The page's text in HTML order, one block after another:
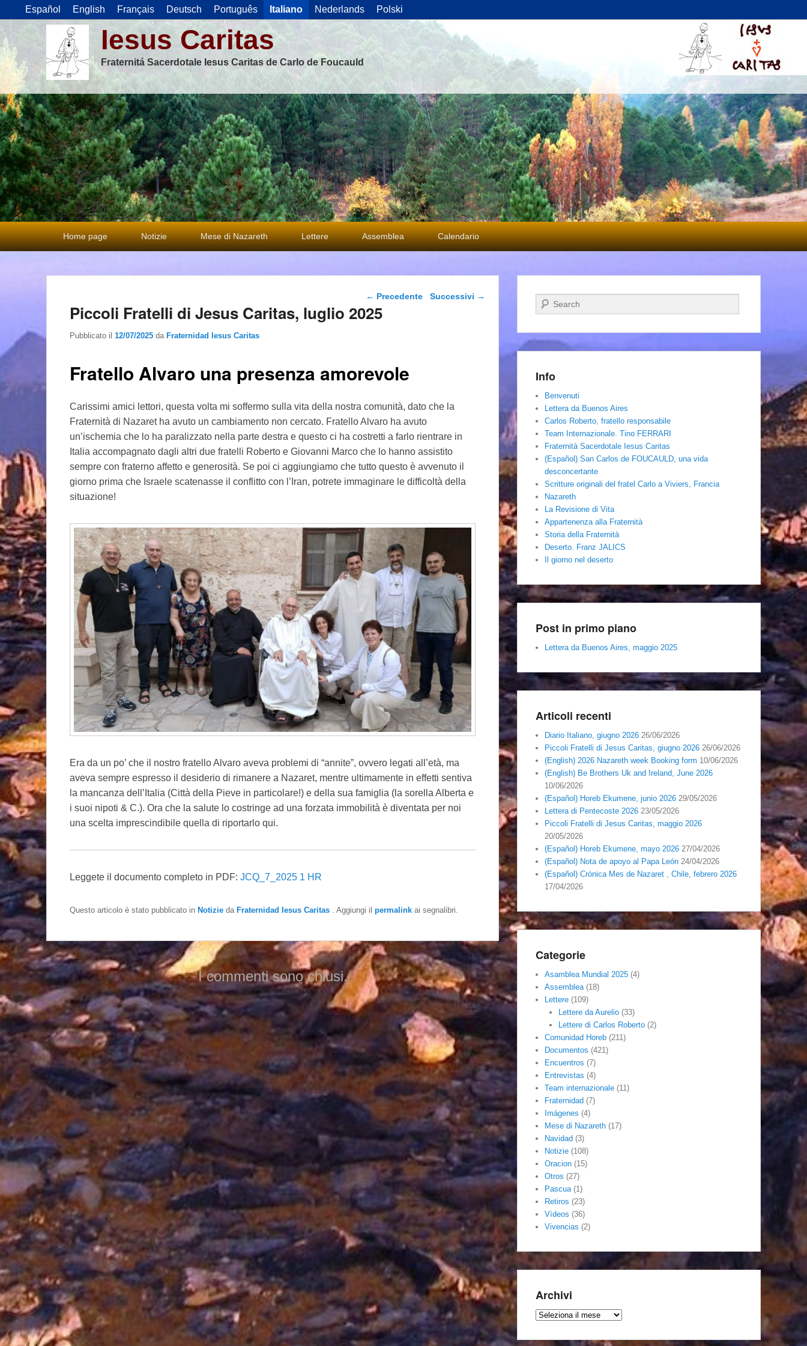
Español English Français Deutsch Português Italiano Nederlands Polski
Iesus Caritas
Fraternitá Sacerdotale Iesus Caritas de Carlo de Foucauld
Menu
principale
Home page Notizie Mese di Nazareth Lettere Assemblea Calendario
Navigazione articolo
← Precedente Successivi →
Piccoli Fratelli di Jesus Caritas, luglio 2025
Pubblicato il 12/07/2025 da Fraternidad Iesus Caritas
Fratello Alvaro una presenza amorevole
Carissimi amici lettori, questa volta mi soffermo sulla vita della nostra comunità, dato che la
Fraternità di Nazaret ha avuto un cambiamento non cercato. Fratello Alvaro ha avuto
un’ischemia che lo ha paralizzato nella parte destra e questo ci ha costretti a farlo rientrare in
Italia accompagnato dagli altri due fratelli Roberto e Giovanni Marco che lo hanno assistito
sempre con fraterno affetto e generosità. Se poi ci aggiungiamo che tutto questo è avvenuto il
giorno prima che Israele scatenasse il conflitto con l’Iran, potrete immaginare le difficoltà della
situazione!
Era da un po’ che il nostro fratello Alvaro aveva problemi di “annite”, ovvero legati all’età, ma
aveva sempre espresso il desiderio di rimanere a Nazaret, mentre ultimamente in effetti sentiva
la mancanza dell’Italia (Città della Pieve in particolare!) e della sua famiglia (la sorella Alberta e
i suoi nipoti & C.). Ora che la salute lo costringe ad una forzata immobilità è diventata per noi
una scelta imprescindibile quella di riportarlo qui.
Leggete il documento completo in PDF: JCQ_7_2025 1 HR
Questo articolo è stato pubblicato in Notizie da Fraternidad Iesus Caritas . Aggiungi il permalink ai segnalibri.
I commenti sono chiusi.
Cerca
Info
Benvenuti
Lettera da Buenos Aires
Carlos Roberto, fratello responsabile
Team Internazionale. Tino FERRARI
Fraternità Sacerdotale Iesus Caritas
(Español) San Carlos de FOUCAULD, una vida
desconcertante
Scritture originali del fratel Carlo a Viviers, Francia
Nazareth
La Revisione di Vita
Appartenenza alla Fraternità
Storia della Fraternità
Deserto. Franz JALICS
Il giorno nel deserto
Post in primo piano
Lettera da Buenos Aires, maggio 2025
Articoli recenti
Diario Italiano, giugno 2026 26/06/2026
Piccoli Fratelli di Jesus Caritas, giugno 2026 26/06/2026
(English) 2026 Nazareth week Booking form 10/06/2026
(English) Be Brothers Uk and Ireland, June 2026
10/06/2026
(Español) Horeb Ekumene, junio 2026 29/05/2026
Lettera di Pentecoste 2026 23/05/2026
Piccoli Fratelli di Jesus Caritas, maggio 2026
20/05/2026
(Español) Horeb Ekumene, mayo 2026 27/04/2026
(Español) Nota de apoyo al Papa León 24/04/2026
(Español) Crónica Mes de Nazaret , Chile, febrero 2026
17/04/2026
Categorie
Asamblea Mundial 2025 (4)
Assemblea(18)
Lettere (109)
Lettere da Aurelio(33)
Lettere di Carlos Roberto(2)
Comunidad Horeb (211)
Documentos (421)
Encuentros (7)
Entrevistas (4)
Team internazionale (11)
Fraternidad (7)
Imágenes (4)
Mese di Nazareth (17)
Navidad (3)
Notizie (108)
Oracion (15)
Otros (27)
Pascua(1)
Retiros (23)
Vídeos (36)
Vivencias (2)
Archivi
Archivi